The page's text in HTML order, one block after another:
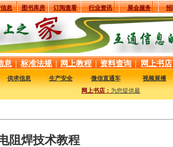
息 图书库房 订阅查看 行业资讯 展会服务 招
息 | 标准法规 | 网上教程 | 资料查询 | 网上书店
·供求信息 ·生产安全 ·微信直通车 ·视频展播
网上书店：为您提供最新最实用的图
阻焊技术教程